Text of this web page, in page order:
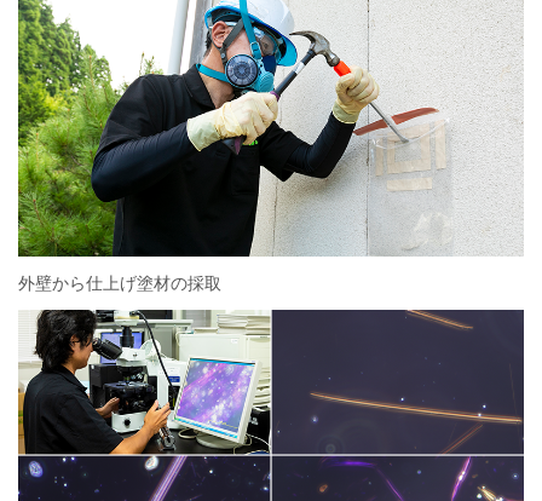
外壁から仕上げ塗材の採取